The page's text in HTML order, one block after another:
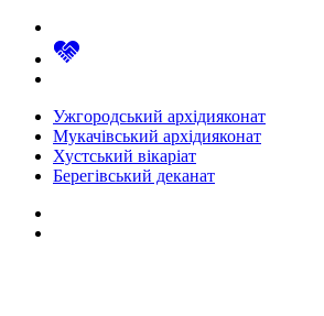
Ужгородський архідияконат
Мукачівський архідияконат
Хустський вікаріат
Берегівський деканат